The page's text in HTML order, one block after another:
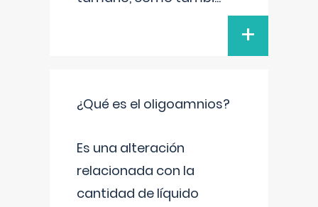
+
¿Qué es el oligoamnios?
Es una alteración
relacionada con la
cantidad de líquido